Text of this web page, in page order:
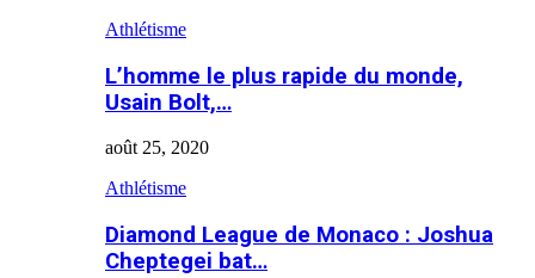
Athlétisme
L’homme le plus rapide du monde,
Usain Bolt,…
août 25, 2020
Athlétisme
Diamond League de Monaco : Joshua
Cheptegei bat…